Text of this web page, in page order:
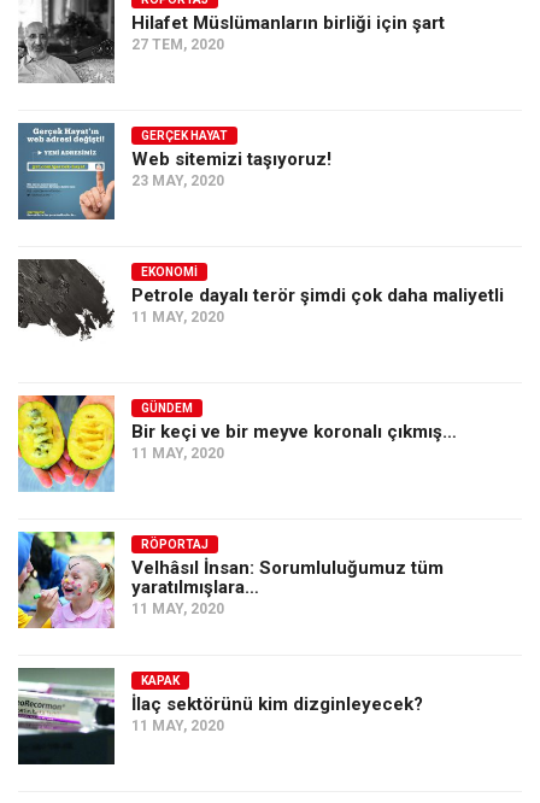
Ekonomi
Spor
Sağlık
Gıda-Beslenme
Türkiye
Siyaset
Dünya
Asya
Amerika
Avustralya
Tarih
Düşünce
Dosyalar
Hilafet Müslümanların birliği için şart
27 TEM, 2020
GERÇEK HAYAT
Web sitemizi taşıyoruz!
23 MAY, 2020
EKONOMI
Petrole dayalı terör şimdi çok daha maliyetli
11 MAY, 2020
GÜNDEM
Bir keçi ve bir meyve koronalı çıkmış…
11 MAY, 2020
RÖPORTAJ
Velhâsıl İnsan: Sorumluluğumuz tüm
yaratılmışlara…
11 MAY, 2020
KAPAK
İlaç sektörünü kim dizginleyecek?
11 MAY, 2020